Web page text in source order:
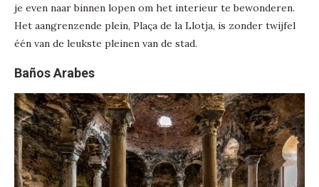
je even naar binnen lopen om het interieur te bewonderen.
Het aangrenzende plein, Plaça de la Llotja, is zonder twijfel
één van de leukste pleinen van de stad.
Baños Arabes